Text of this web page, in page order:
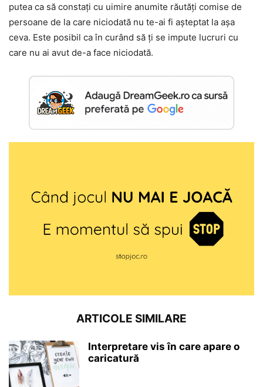
putea ca să constați cu uimire anumite răutăți comise de
persoane de la care niciodată nu te-ai fi așteptat la așa
ceva. Este posibil ca în curând să ți se impute lucruri cu
care nu ai avut de-a face niciodată.
ARTICOLE SIMILARE
Interpretare vis în care apare o
caricatură